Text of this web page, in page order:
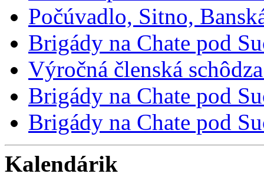
Počúvadlo, Sitno,
Brigády na Chate pod
Výročná členská
Brigády na Chate pod
Brigády na Chate pod
Kalendárik